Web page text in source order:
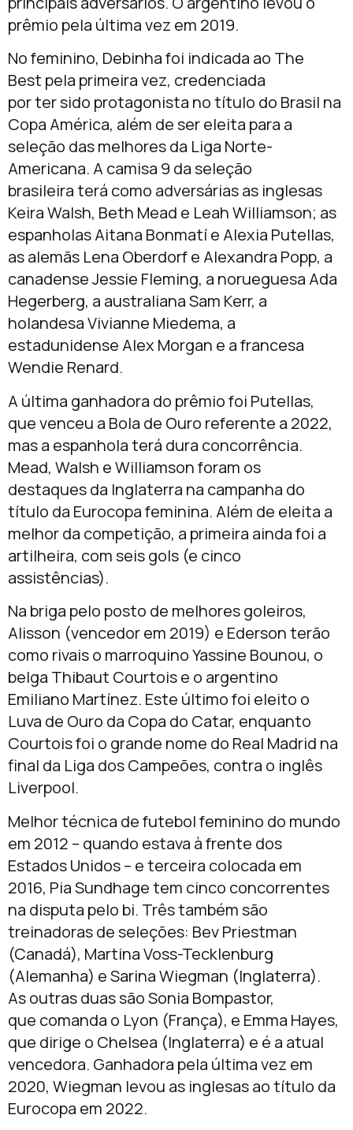
prêmio pela última vez em 2019.
No feminino, Debinha foi indicada ao The
Best pela primeira vez, credenciada
por ter sido protagonista no título do Brasil na
Copa América, além de ser eleita para a
seleção das melhores da Liga Norte-
Americana. A camisa 9 da seleção
brasileira terá como adversárias as inglesas
Keira Walsh, Beth Mead e Leah Williamson; as
espanholas Aitana Bonmatí e Alexia Putellas,
as alemãs Lena Oberdorf e Alexandra Popp, a
canadense Jessie Fleming, a norueguesa Ada
Hegerberg, a australiana Sam Kerr, a
holandesa Vivianne Miedema, a
estadunidense Alex Morgan e a francesa
Wendie Renard.
A última ganhadora do prêmio foi Putellas,
que venceu a Bola de Ouro referente a 2022,
mas a espanhola terá dura concorrência.
Mead, Walsh e Williamson foram os
destaques da Inglaterra na campanha do
título da Eurocopa feminina. Além de eleita a
melhor da competição, a primeira ainda foi a
artilheira, com seis gols (e cinco
assistências).
Na briga pelo posto de melhores goleiros,
Alisson (vencedor em 2019) e Ederson terão
como rivais o marroquino Yassine Bounou, o
belga Thibaut Courtois e o argentino
Emiliano Martínez. Este último foi eleito o
Luva de Ouro da Copa do Catar, enquanto
Courtois foi o grande nome do Real Madrid na
final da Liga dos Campeões, contra o inglês
Liverpool.
Melhor técnica de futebol feminino do mundo
em 2012 – quando estava à frente dos
Estados Unidos – e terceira colocada em
2016, Pia Sundhage tem cinco concorrentes
na disputa pelo bi. Três também são
treinadoras de seleções: Bev Priestman
(Canadá), Martina Voss-Tecklenburg
(Alemanha) e Sarina Wiegman (Inglaterra).
As outras duas são Sonia Bompastor,
que comanda o Lyon (França), e Emma Hayes,
que dirige o Chelsea (Inglaterra) e é a atual
vencedora. Ganhadora pela última vez em
2020, Wiegman levou as inglesas ao título da
Eurocopa em 2022.